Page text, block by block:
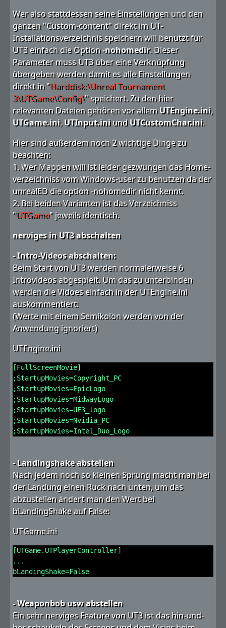
Wer also stattdessen seine Einstellungen und den
ganzen "Custom-content" direkt im UT-
Installationsverzeichnis speichern will benutzt für
UT3 einfach die Option-nohomedir. Dieser
Parameter muss UT3 über eine Verknüpfung
übergeben werden damit es alle Einstellungen
direkt in "Harddisk:\Unreal Tournament
3\UTGame\Config\" speichert. Zu den hier
relevanten Dateien gehören vor allemUTEngine.ini,
UTGame.ini, UTInput.iniundUTCustomChar.ini.
Hier sind außerdem noch 2 wichtige Dinge zu
beachten:
1. Wer Mappen will ist leider gezwungen das Home-
verzeichniss vom Windows-user zu benutzen da der
unrealED die option -nohomedir nicht kennt.
2. Bei beiden Varianten ist das Verzeichniss
"UTGame" jeweils identisch.
nerviges in UT3 abschalten
- Intro-Videos abschalten:
Beim Start von UT3 werden normalerweise 6
Introvideos abgespielt. Um das zu unterbinden
werden die Vidoes einfach in der UTEngine.ini
auskommentiert:
(Werte mit einem Semikolon werden von der
Anwendung ignoriert)
UTEngine.ini
[FullScreenMovie]
;StartupMovies=Copyright_PC
;StartupMovies=EpicLogo
;StartupMovies=MidwayLogo
;StartupMovies=UE3_logo
;StartupMovies=Nvidia_PC
;StartupMovies=Intel_Duo_Logo
- Landingshake abstellen
Nach jedem noch so kleinen Sprung macht man bei
der Landung einen Ruck nach unten, um das
abzustellen ändert man den Wert bei
bLandingShake auf False:
UTGame.ini
[UTGame.UTPlayerController]
...
bLandingShake=False
- Weaponbob usw abstellen
Ein sehr nerviges Feature von UT3 ist das hin-und-